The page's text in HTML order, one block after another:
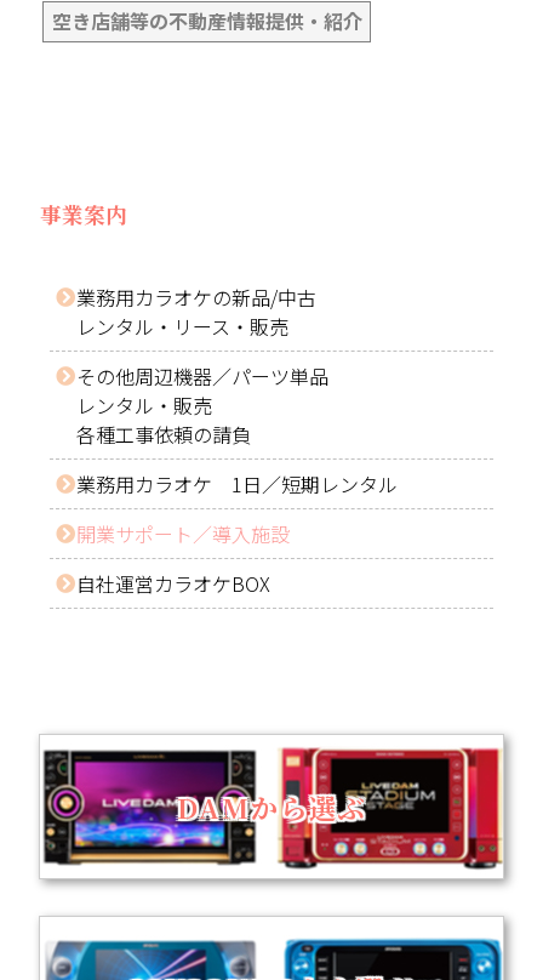
空き店舗等の不動産情報提供・紹介
事業案内
業務用カラオケの新品/中古
レンタル・リース・販売
その他周辺機器／パーツ単品
レンタル・販売
各種工事依頼の請負
業務用カラオケ 1日／短期レンタル
開業サポート／導入施設
自社運営カラオケBOX
DAMから選ぶ